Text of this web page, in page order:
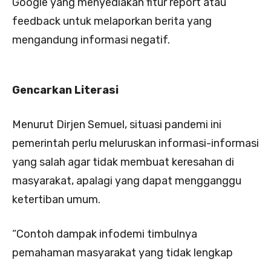
feedback untuk melaporkan berita yang
mengandung informasi negatif.
Gencarkan Literasi
Menurut Dirjen Semuel, situasi pandemi ini
pemerintah perlu meluruskan informasi-informasi
yang salah agar tidak membuat keresahan di
masyarakat, apalagi yang dapat mengganggu
ketertiban umum.
“Contoh dampak infodemi timbulnya
pemahaman masyarakat yang tidak lengkap